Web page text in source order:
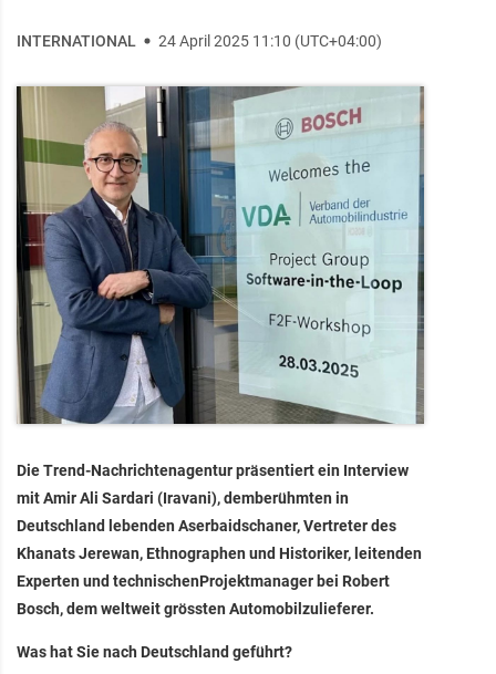
INTERNATIONAL 24 April 2025 11:10 (UTC+04:00)
Die Trend-Nachrichtenagentur präsentiert ein Interview
mit Amir Ali Sardari (Iravani), demberühmten in
Deutschland lebenden Aserbaidschaner, Vertreter des
Khanats Jerewan, Ethnographen und Historiker, leitenden
Experten und technischenProjektmanager bei Robert
Bosch, dem weltweit grössten Automobilzulieferer.
Was hat Sie nach Deutschland geführt?